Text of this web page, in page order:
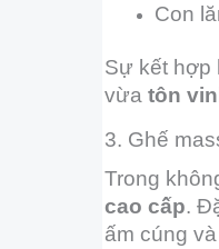
Con
Sự kết hợp
vừa tôn
3. Ghế
Trong
cao cấp.
ấm cúng